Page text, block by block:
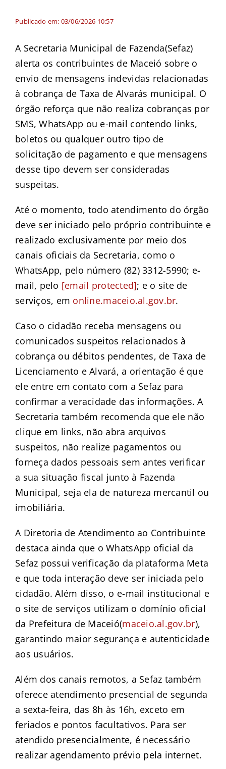
Publicado em: 03/06/2026 10:57
A Secretaria Municipal de Fazenda(Sefaz)
alerta os contribuintes de Maceió sobre o
envio de mensagens indevidas relacionadas
à cobrança de Taxa de Alvarás municipal. O
órgão reforça que não realiza cobranças por
SMS, WhatsApp ou e-mail contendo links,
boletos ou qualquer outro tipo de
solicitação de pagamento e que mensagens
desse tipo devem ser consideradas
suspeitas.
Até o momento, todo atendimento do órgão
deve ser iniciado pelo próprio contribuinte e
realizado exclusivamente por meio dos
canais oficiais da Secretaria, como o
WhatsApp, pelo número (82) 3312-5990; e-
mail, pelo [email protected]; e o site de
serviços, em online.maceio.al.gov.br.
Caso o cidadão receba mensagens ou
comunicados suspeitos relacionados à
cobrança ou débitos pendentes, de Taxa de
Licenciamento e Alvará, a orientação é que
ele entre em contato com a Sefaz para
confirmar a veracidade das informações. A
Secretaria também recomenda que ele não
clique em links, não abra arquivos
suspeitos, não realize pagamentos ou
forneça dados pessoais sem antes verificar
a sua situação fiscal junto à Fazenda
Municipal, seja ela de natureza mercantil ou
imobiliária.
A Diretoria de Atendimento ao Contribuinte
destaca ainda que o WhatsApp oficial da
Sefaz possui verificação da plataforma Meta
e que toda interação deve ser iniciada pelo
cidadão. Além disso, o e-mail institucional e
o site de serviços utilizam o domínio oficial
da Prefeitura de Maceió(maceio.al.gov.br),
garantindo maior segurança e autenticidade
aos usuários.
Além dos canais remotos, a Sefaz também
oferece atendimento presencial de segunda
a sexta-feira, das 8h às 16h, exceto em
feriados e pontos facultativos. Para ser
atendido presencialmente, é necessário
realizar agendamento prévio pela internet.